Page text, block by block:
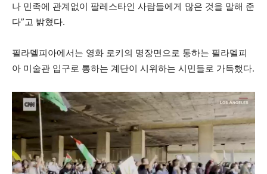
나 민족에 관계없이 팔레스타인 사람들에게 많은 것을 말해 준
다”고 밝혔다.
필라델피아에서는 영화 로키의 명장면으로 통하는 필라델피
아 미술관 입구로 통하는 계단이 시위하는 시민들로 가득했다.